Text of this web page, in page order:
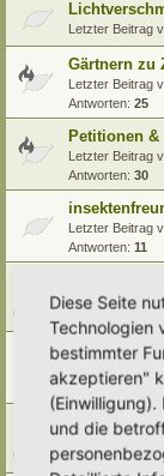
Letzter Beitrag
Gärtnern zu
Letzter Beitrag
Antworten: 25
Petitionen
Letzter Beitrag
Antworten: 30
Letzter Beitrag
Antworten: 11
Letzter Beitrag
Antworten:
Letzter Beitrag
Antworten:156
Neuer Bio-
Antworten:1
Diese Seite
Technologien
bestimmter
akzeptieren"
und die